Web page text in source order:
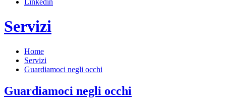
Linkedin
Servizi
Home
Servizi
Guardiamoci negli occhi
Guardiamoci negli occhi